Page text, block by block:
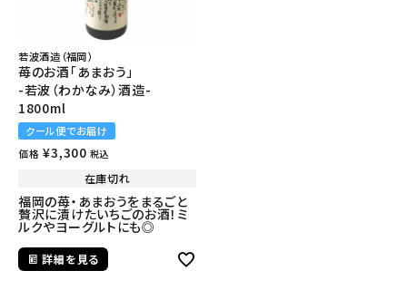
若波酒造（福岡）
苺のお酒「あまおう」
-若波（わかなみ）酒造-
1800ml
クール便でお届け
価格 ¥3,300 税込
在庫切れ
福岡の苺・あまおうをまるごと
贅沢に漬けたいちごのお酒！ミ
ルクやヨーグルトにも◎
詳細を見る